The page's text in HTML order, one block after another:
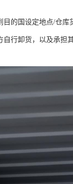
的国设定地点/仓库
行卸货，以及承担